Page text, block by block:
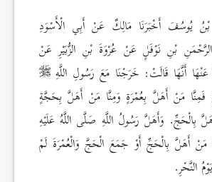
بْنُ يُوسُفَ أَخْبَرَنَا مَالِكٌ عَنْ أَبِي الْأَسْوَدِ
بْنِ نَوْفَلٍ عَنْ عُرْوَةَ بْنِ الزُّبَيْرِ عَنْ
أَنَّهَا قَالَتْ: خَرَجْنَا مَعَ رَسُولِ اللَّهِ
مَنْ أَهَلَّ بِعُمْرَةٍ وَمِنَّا مَنْ أَهَلَّ بِحَجَّةٍ
بِالْحَجِّ. وَأَهَلَّ رَسُولُ اللَّهِ صَلَّى اللَّهُ عَلَيْهِ
مَنْ أَهَلَّ بِالْحَجِّ أَوْ جَمَعَ الْحَجَّ وَالْعُمْرَةَ لَمْ
النَّحْرِ.